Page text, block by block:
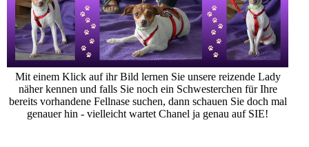
Mit einem Klick auf ihr Bild lernen Sie unsere reizende Lady
näher kennen und falls Sie noch ein Schwesterchen für Ihre
bereits vorhandene Fellnase suchen, dann schauen Sie doch mal
genauer hin - vielleicht wartet Chanel ja genau auf SIE!